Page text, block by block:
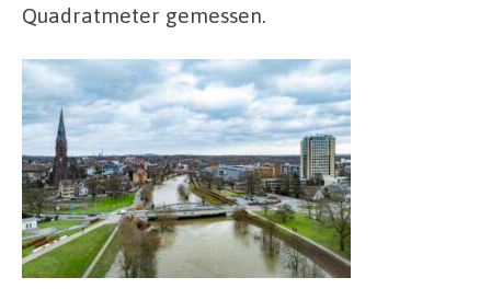
Quadratmeter gemessen.